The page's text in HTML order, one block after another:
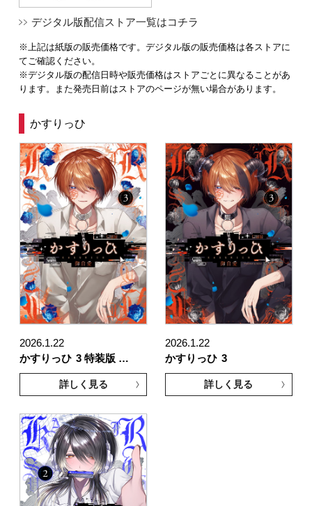
デジタル版配信ストア一覧はコチラ
※上記は紙版の販売価格です。デジタル版の販売価格は各ストアに
てご確認ください。
※デジタル版の配信日時や販売価格はストアごとに異なることがあ
ります。また発売日前はストアのページが無い場合があります。
かすりっひ
2026.1.22
かすりっひ 3 特装版 …
詳しく見る
2026.1.22
かすりっひ 3
詳しく見る